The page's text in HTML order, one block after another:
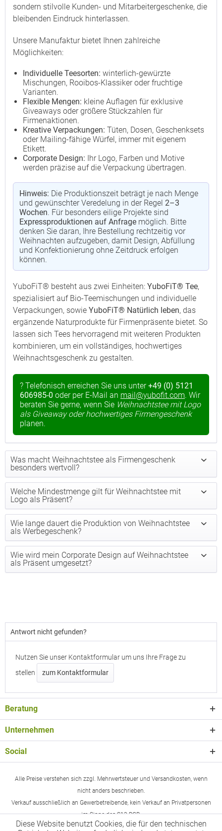
sondern stilvolle Kunden- und Mitarbeitergeschenke, die
bleibenden Eindruck hinterlassen.
Unsere Manufaktur bietet Ihnen zahlreiche
Möglichkeiten:
Individuelle Teesorten: winterlich-gewürzte
Mischungen, Rooibos-Klassiker oder fruchtige
Varianten.
Flexible Mengen: kleine Auflagen für exklusive
Giveaways oder größere Stückzahlen für
Firmenaktionen.
Kreative Verpackungen: Tüten, Dosen, Geschenksets
oder Mailing-fähige Würfel, immer mit eigenem
Etikett.
Corporate Design: Ihr Logo, Farben und Motive
werden präzise auf die Verpackung übertragen.
Hinweis: Die Produktionszeit beträgt je nach Menge
und gewünschter Veredelung in der Regel 2–3
Wochen. Für besonders eilige Projekte sind
Expressproduktionen auf Anfrage möglich. Bitte
denken Sie daran, Ihre Bestellung rechtzeitig vor
Weihnachten aufzugeben, damit Design, Abfüllung
und Konfektionierung ohne Zeitdruck erfolgen
können.
YuboFiT® besteht aus zwei Einheiten: YuboFiT® Tee,
spezialisiert auf Bio-Teemischungen und individuelle
Verpackungen, sowie YuboFiT® Natürlich leben, das
ergänzende Naturprodukte für Firmenpräsente bietet. So
lassen sich Tees hervorragend mit weiteren Produkten
kombinieren, um ein vollständiges, hochwertiges
Weihnachtsgeschenk zu gestalten.
? Telefonisch erreichen Sie uns unter+49 (0) 5121
606985-0 oder per E-Mail an mail@yubofit.com. Wir
beraten Sie gerne, wenn Sie Weihnachtstee mit Logo
als Giveaway oder hochwertiges Firmengeschenk
planen.
Was macht Weihnachtstee als Firmengeschenk
besonders wertvoll?
Welche Mindestmenge gilt für Weihnachtstee mit
Logo als Präsent?
Wie lange dauert die Produktion von Weihnachtstee
als Werbegeschenk?
Wie wird mein Corporate Design auf Weihnachtstee
als Präsent umgesetzt?
Antwort nicht gefunden?
Nutzen Sie unser Kontaktformular um uns Ihre Frage zu
stellen
zum Kontaktformular
Beratung
Unternehmen
Social
Alle Preise verstehen sich zzgl. Mehrwertsteuer und Versandkosten, wenn
nicht anders beschrieben.
Verkauf ausschließlich an Gewerbetreibende, kein Verkauf an Privatpersonen
im Sinne des §13 BGB.
Diese Website benutzt Cookies, die für den technischen